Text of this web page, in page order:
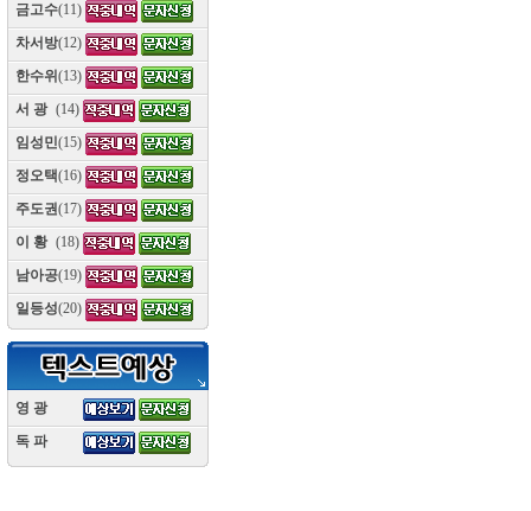
금고수(11)
차서방(12)
한수위 (13)
서 광 (14)
임성민(15)
정오택(16)
주도권(17)
이 황 (18)
남아공(19)
일등성(20)
영 광
독 파